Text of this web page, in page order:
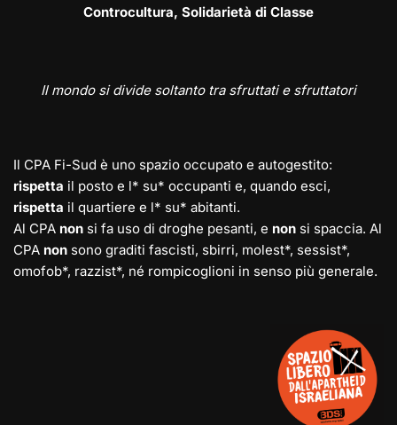
Controcultura, Solidarietà di Classe
Il mondo si divide soltanto tra sfruttati e sfruttatori
Il CPA Fi-Sud è uno spazio occupato e autogestito:
rispetta il posto e l* su* occupanti e, quando esci,
rispetta il quartiere e l* su* abitanti.
Al CPA non si fa uso di droghe pesanti, e non si spaccia. Al
CPA non sono graditi fascisti, sbirri, molest*, sessist*,
omofob*, razzist*, né rompicoglioni in senso più generale.